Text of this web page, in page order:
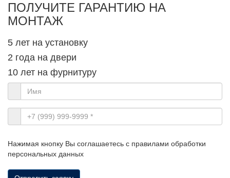
ПОЛУЧИТЕ ГАРАНТИЮ НА
МОНТАЖ
5 лет на установку
2 года на двери
10 лет на фурнитуру
Нажимая кнопку Вы соглашаетесь с правилами обработки
персональных данных